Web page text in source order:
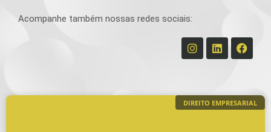
Acompanhe também nossas redes sociais:
DIREITO EMPRESARIAL